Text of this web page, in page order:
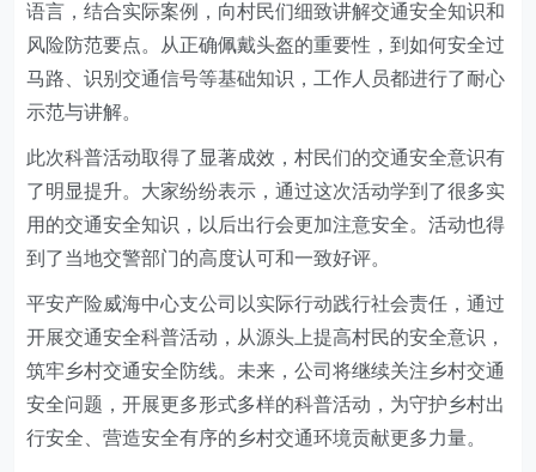
语言，结合实际案例，向村民们细致讲解交通安全知识和
风险防范要点。从正确佩戴头盔的重要性，到如何安全过
马路、识别交通信号等基础知识，工作人员都进行了耐心
示范与讲解。
此次科普活动取得了显著成效，村民们的交通安全意识有
了明显提升。大家纷纷表示，通过这次活动学到了很多实
用的交通安全知识，以后出行会更加注意安全。活动也得
到了当地交警部门的高度认可和一致好评。
平安产险威海中心支公司以实际行动践行社会责任，通过
开展交通安全科普活动，从源头上提高村民的安全意识，
筑牢乡村交通安全防线。未来，公司将继续关注乡村交通
安全问题，开展更多形式多样的科普活动，为守护乡村出
行安全、营造安全有序的乡村交通环境贡献更多力量。